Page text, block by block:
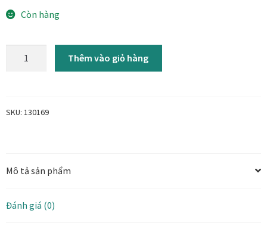
Liên Hoa – Tranh hoa sen sơn mài
Reflections by the River
Thịnh Vượng Collection
Tranh điêu khắc gỗ Collection
Tranh sơn mài Thư Pháp
Còn hàng
KCD17
cm
lượng
Thêm vào giỏ hàng
SKU: 130169
Mô tả sản phẩm
Đánh giá (0)